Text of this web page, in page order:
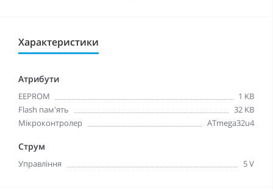
Характеристики
Атрибути
EEPROM
1 KB
Flash пам'ять
32 KB
Мікроконтролер
ATmega32u4
Струм
Управління 5 V